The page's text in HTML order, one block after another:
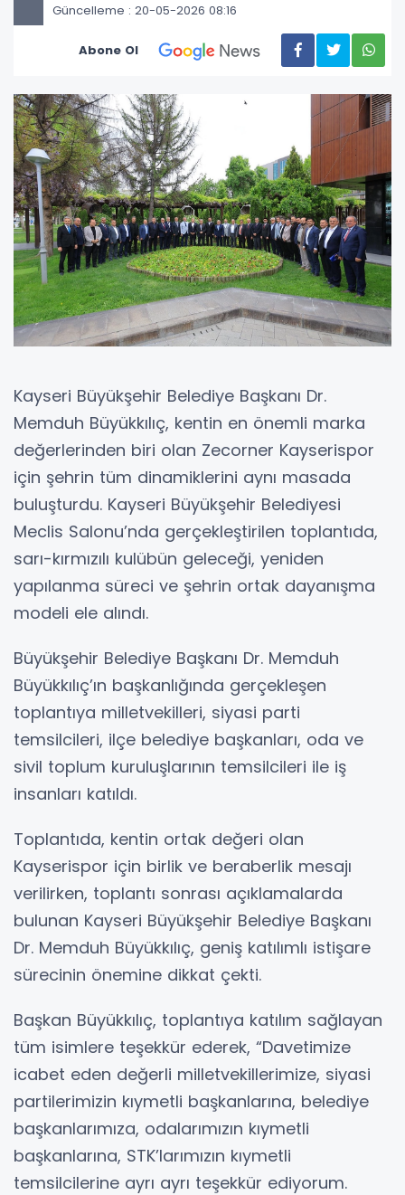
Güncelleme : 20-05-2026 08:16
Abone Ol
Kayseri Büyükşehir Belediye Başkanı Dr.
Memduh Büyükkılıç, kentin en önemli marka
değerlerinden biri olan Zecorner Kayserispor
için şehrin tüm dinamiklerini aynı masada
buluşturdu. Kayseri Büyükşehir Belediyesi
Meclis Salonu’nda gerçekleştirilen toplantıda,
sarı-kırmızılı kulübün geleceği, yeniden
yapılanma süreci ve şehrin ortak dayanışma
modeli ele alındı.
Büyükşehir Belediye Başkanı Dr. Memduh
Büyükkılıç’ın başkanlığında gerçekleşen
toplantıya milletvekilleri, siyasi parti
temsilcileri, ilçe belediye başkanları, oda ve
sivil toplum kuruluşlarının temsilcileri ile iş
insanları katıldı.
Toplantıda, kentin ortak değeri olan
Kayserispor için birlik ve beraberlik mesajı
verilirken, toplantı sonrası açıklamalarda
bulunan Kayseri Büyükşehir Belediye Başkanı
Dr. Memduh Büyükkılıç, geniş katılımlı istişare
sürecinin önemine dikkat çekti.
Başkan Büyükkılıç, toplantıya katılım sağlayan
tüm isimlere teşekkür ederek, “Davetimize
icabet eden değerli milletvekillerimize, siyasi
partilerimizin kıymetli başkanlarına, belediye
başkanlarımıza, odalarımızın kıymetli
başkanlarına, STK’larımızın kıymetli
temsilcilerine ayrı ayrı teşekkür ediyorum.